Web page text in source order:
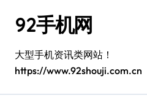
92手机网
大型手机资讯类网站！
https://www.92shouji.com.cn